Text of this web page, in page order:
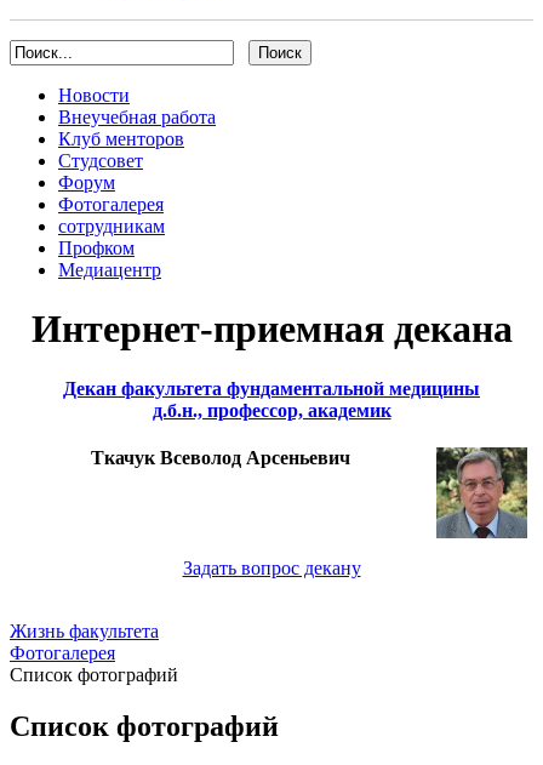
Новости
Внеучебная работа
Клуб менторов
Студсовет
Форум
Фотогалерея
сотрудникам
Профком
Медиацентр
Интернет-приемная декана
Декан факультета фундаментальной медицины
д.б.н., профессор, академик
Ткачук Всеволод Арсеньевич
Задать вопрос декану
Жизнь факультета
Фотогалерея
Список фотографий
Список фотографий